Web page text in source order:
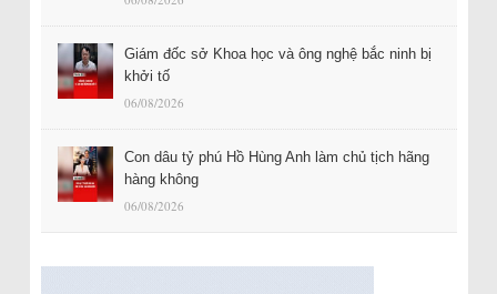
Giám đốc sở Khoa học và ông nghệ bắc ninh bị
khởi tố
06/08/2026
Con dâu tỷ phú Hồ Hùng Anh làm chủ tịch hãng
hàng không
06/08/2026